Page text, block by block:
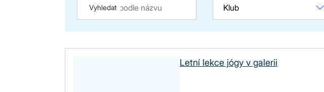
Vyhledat
Letní lekce jógy v galerii